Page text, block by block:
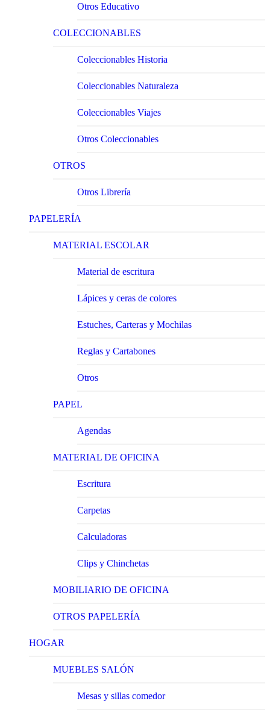
Otros Educativo
COLECCIONABLES
Coleccionables Historia
Coleccionables Naturaleza
Coleccionables Viajes
Otros Coleccionables
OTROS
Otros Librería
PAPELERÍA
MATERIAL ESCOLAR
Material de escritura
Lápices y ceras de colores
Estuches, Carteras y Mochilas
Reglas y Cartabones
Otros
PAPEL
Agendas
MATERIAL DE OFICINA
Escritura
Carpetas
Calculadoras
Clips y Chinchetas
MOBILIARIO DE OFICINA
OTROS PAPELERÍA
HOGAR
MUEBLES SALÓN
Mesas y sillas comedor